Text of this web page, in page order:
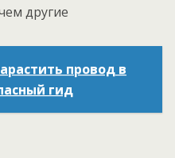
другие
провод в
гид